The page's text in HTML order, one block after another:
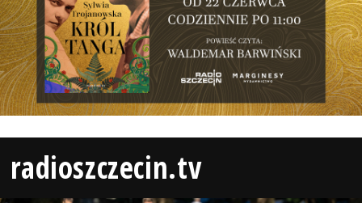
radioszczecin.tv